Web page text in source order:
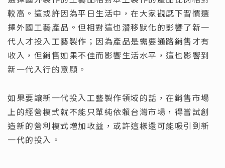
較高。這或許因為平日生活中，在大家觀感下習慣選
擇外國工藝產品。但相對這也潛移默化的影響了新一
代人才投入工藝製作；因為產品是需要通路銷售才有
收入，但銷售如果不佳而影響生活水平，這也影響到
新一代入行的意願。
如果要讓新一代投入工藝製作領域的話，在銷售市場
上的經營模式就不能只單純依賴台灣市場，得嘗試創
造新的營利模式增加收益，或許這樣還可能吸引到新
一代的投入。